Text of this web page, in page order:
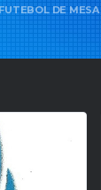
DE MESA